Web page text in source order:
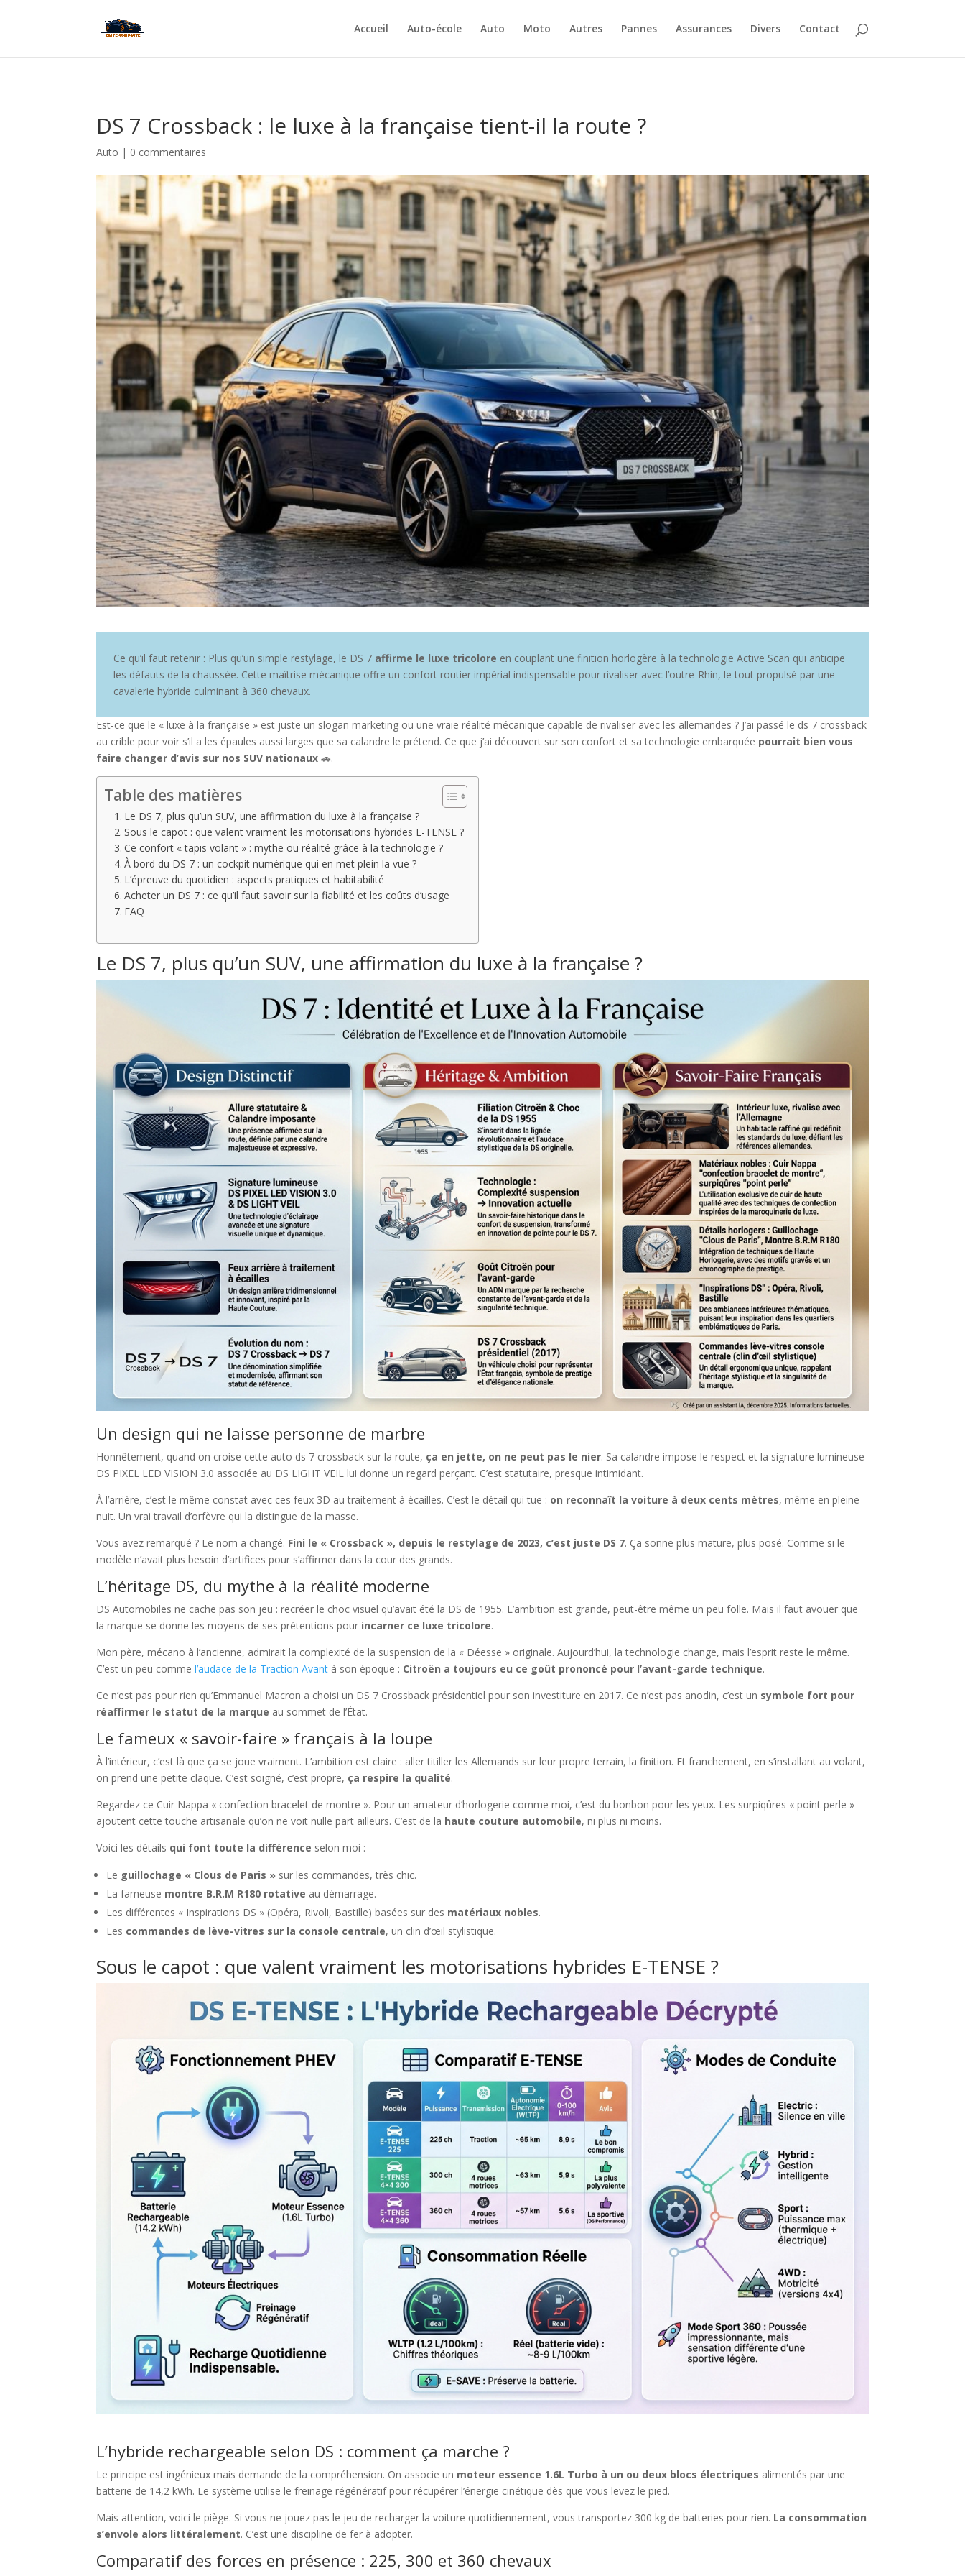
Accueil Auto-école Auto Moto Autres Pannes Assurances Divers Contact
DS 7 Crossback : le luxe à la française tient-il la route ?
Auto | 0 commentaires
Ce qu’il faut retenir : Plus qu’un simple restylage, le DS 7 affirme le luxe tricolore en couplant une finition horlogère à la technologie Active Scan qui anticipe
les défauts de la chaussée. Cette maîtrise mécanique offre un confort routier impérial indispensable pour rivaliser avec l’outre-Rhin, le tout propulsé par une
cavalerie hybride culminant à 360 chevaux.
Est-ce que le « luxe à la française » est juste un slogan marketing ou une vraie réalité mécanique capable de rivaliser avec les allemandes ? J’ai passé le ds 7 crossback
au crible pour voir s’il a les épaules aussi larges que sa calandre le prétend. Ce que j’ai découvert sur son confort et sa technologie embarquée pourrait bien vous
faire changer d’avis sur nos SUV nationaux 🚗.
Table des matières
Le DS 7, plus qu’un SUV, une affirmation du luxe à la française ?
Sous le capot : que valent vraiment les motorisations hybrides E-TENSE ?
Ce confort « tapis volant » : mythe ou réalité grâce à la technologie ?
À bord du DS 7 : un cockpit numérique qui en met plein la vue ?
L’épreuve du quotidien : aspects pratiques et habitabilité
Acheter un DS 7 : ce qu’il faut savoir sur la fiabilité et les coûts d’usage
FAQ
Le DS 7, plus qu’un SUV, une affirmation du luxe à la française ?
Un design qui ne laisse personne de marbre
Honnêtement, quand on croise cette auto ds 7 crossback sur la route, ça en jette, on ne peut pas le nier. Sa calandre impose le respect et la signature lumineuse
DS PIXEL LED VISION 3.0 associée au DS LIGHT VEIL lui donne un regard perçant. C’est statutaire, presque intimidant.
À l’arrière, c’est le même constat avec ces feux 3D au traitement à écailles. C’est le détail qui tue : on reconnaît la voiture à deux cents mètres, même en pleine
nuit. Un vrai travail d’orfèvre qui la distingue de la masse.
Vous avez remarqué ? Le nom a changé. Fini le « Crossback », depuis le restylage de 2023, c’est juste DS 7. Ça sonne plus mature, plus posé. Comme si le
modèle n’avait plus besoin d’artifices pour s’affirmer dans la cour des grands.
L’héritage DS, du mythe à la réalité moderne
DS Automobiles ne cache pas son jeu : recréer le choc visuel qu’avait été la DS de 1955. L’ambition est grande, peut-être même un peu folle. Mais il faut avouer que
la marque se donne les moyens de ses prétentions pour incarner ce luxe tricolore.
Mon père, mécano à l’ancienne, admirait la complexité de la suspension de la « Déesse » originale. Aujourd’hui, la technologie change, mais l’esprit reste le même.
C’est un peu commel’audace de la Traction Avant à son époque : Citroën a toujours eu ce goût prononcé pour l’avant-garde technique.
Ce n’est pas pour rien qu’Emmanuel Macron a choisi un DS 7 Crossback présidentiel pour son investiture en 2017. Ce n’est pas anodin, c’est un symbole fort pour
réaffirmer le statut de la marque au sommet de l’État.
Le fameux « savoir-faire » français à la loupe
À l’intérieur, c’est là que ça se joue vraiment. L’ambition est claire : aller titiller les Allemands sur leur propre terrain, la finition. Et franchement, en s’installant au volant,
on prend une petite claque. C’est soigné, c’est propre, ça respire la qualité.
Regardez ce Cuir Nappa « confection bracelet de montre ». Pour un amateur d’horlogerie comme moi, c’est du bonbon pour les yeux. Les surpiqûres « point perle »
ajoutent cette touche artisanale qu’on ne voit nulle part ailleurs. C’est de la haute couture automobile, ni plus ni moins.
Voici les détails qui font toute la différence selon moi :
Le guillochage « Clous de Paris » sur les commandes, très chic.
La fameuse montre B.R.M R180 rotative au démarrage.
Les différentes « Inspirations DS » (Opéra, Rivoli, Bastille) basées sur des matériaux nobles.
Les commandes de lève-vitres sur la console centrale, un clin d’œil stylistique.
Sous le capot : que valent vraiment les motorisations hybrides E-TENSE ?
L’hybride rechargeable selon DS : comment ça marche ?
Le principe est ingénieux mais demande de la compréhension. On associe un moteur essence 1.6L Turbo à un ou deux blocs électriques alimentés par une
batterie de 14,2 kWh. Le système utilise le freinage régénératif pour récupérer l’énergie cinétique dès que vous levez le pied.
Mais attention, voici le piège. Si vous ne jouez pas le jeu de recharger la voiture quotidiennement, vous transportez 300 kg de batteries pour rien. La consommation
s’envole alors littéralement. C’est une discipline de fer à adopter.
Comparatif des forces en présence : 225, 300 et 360 chevaux